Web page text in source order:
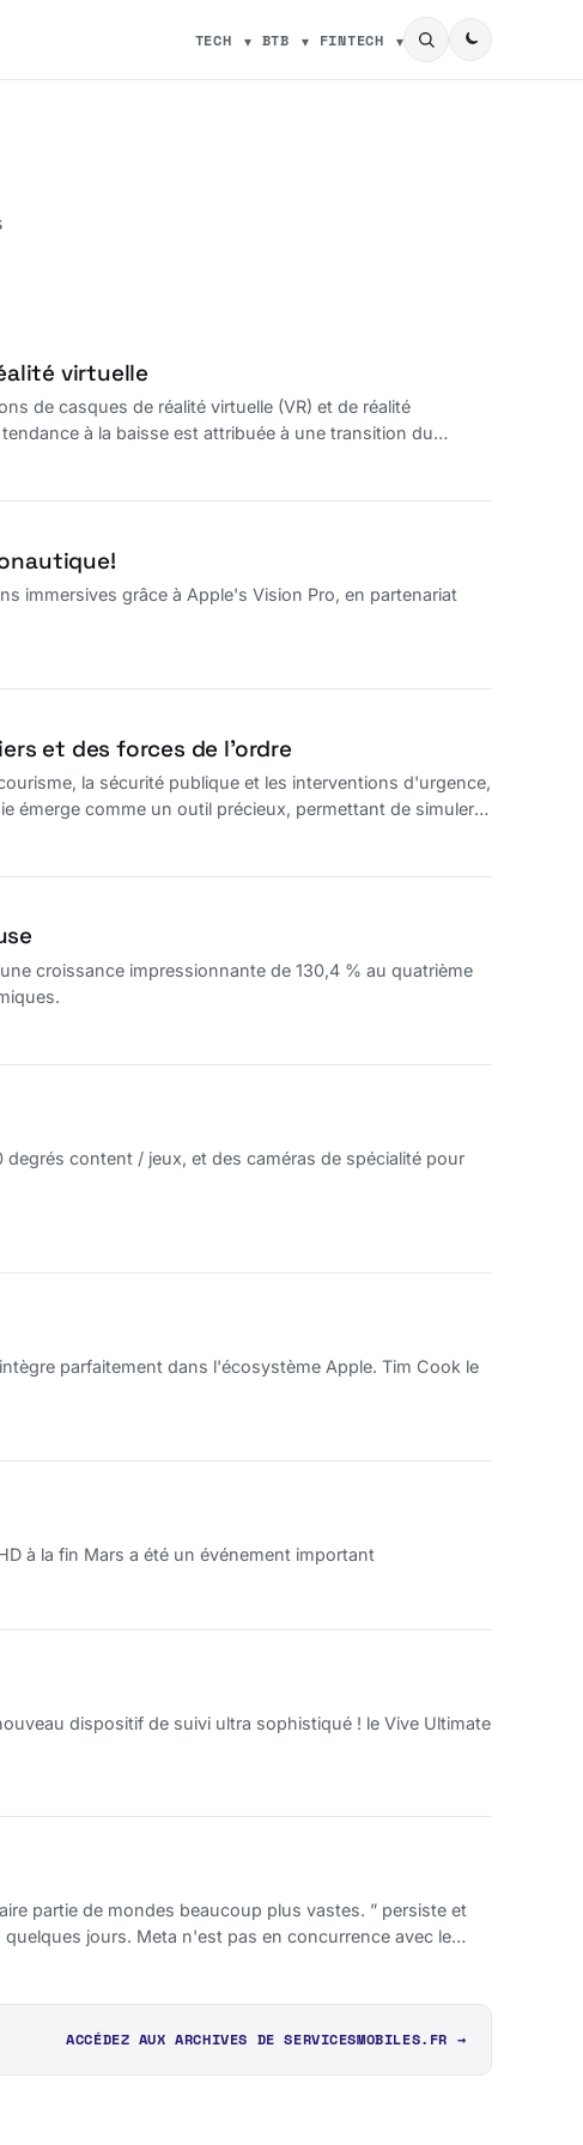
TECH BTB FINTECH
virtuelle
de casques de réalité virtuelle (VR) et de réalité
à la baisse est attribuée à une transition du
immersives grâce à Apple's Vision Pro, en partenariat
et des forces de l’ordre
la sécurité publique et les interventions d'urgence,
émerge comme un outil précieux, permettant de simuler
croissance impressionnante de 130,4 % au quatrième
content / jeux, et des caméras de spécialité pour
parfaitement dans l'écosystème Apple. Tim Cook le
à la fin Mars a été un événement important
dispositif de suivi ultra sophistiqué ! le Vive Ultimate
partie de mondes beaucoup plus vastes. ” persiste et
concurrence avec le
ACCÉDEZ AUX ARCHIVES DE SERVICESMOBILES.FR →